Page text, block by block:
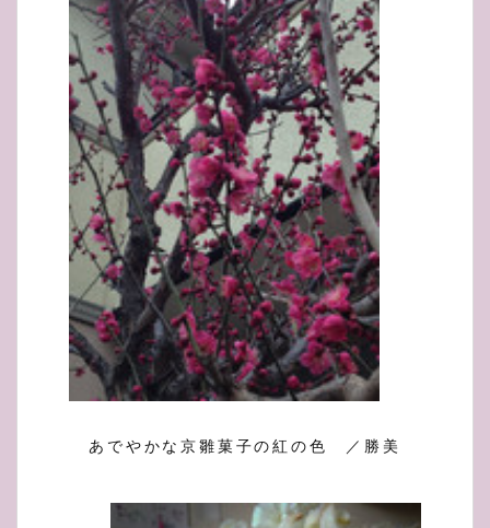
あでやかな京雛菓子の紅の色 ／勝美